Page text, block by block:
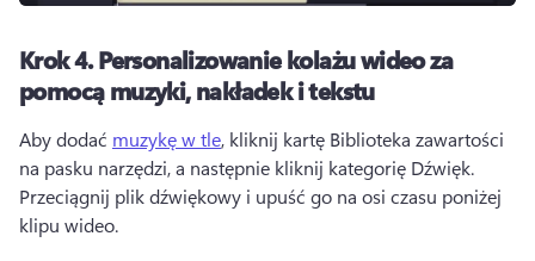
Krok 4.Personalizowanie kolażu wideo za
pomocą muzyki, nakładek i tekstu
Aby dodać muzykę w tle, kliknij kartę Biblioteka zawartości
Przeciągnij plik dźwiękowy i upuść go na osi czasu poniżej
klipu wideo.